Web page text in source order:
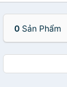
0 Sản Phẩm